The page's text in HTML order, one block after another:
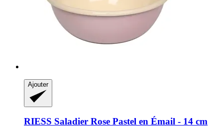
Ajouter
RIESS Saladier Rose Pastel en Émail -​ 14 cm